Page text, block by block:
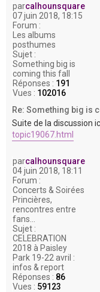
parcalhounsquare
07 juin 2018, 18:15
Forum :
Les albums
posthumes
Sujet :
Something big is
coming this fall
Réponses : 191
Vues : 102016
Re: Something big is
Suite de la discussion
topic19067.html
parcalhounsquare
04 juin 2018, 18:11
Forum :
Concerts & Soirées
Princières,
rencontres entre
fans...
Sujet :
CELEBRATION
2018 à Paisley
Park 19-22 avril :
infos & report
Réponses : 86
Vues : 59123